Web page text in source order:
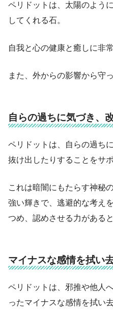
ペリドットは、太陽のよう
してくれる石。
自我と心の健康と癒しに非
また、外からの影響から守
自らの過ちに気づき、
ペリドットは、自らの過ち
抜け出したりすることをサ
これは暗闇にもたらす神秘
強い輝きで、逃避的な考え
つめ、認めさせる力がある
マイナスな感情を拭い
ペリドットは、邪推や他人
ったマイナスな感情を拭い